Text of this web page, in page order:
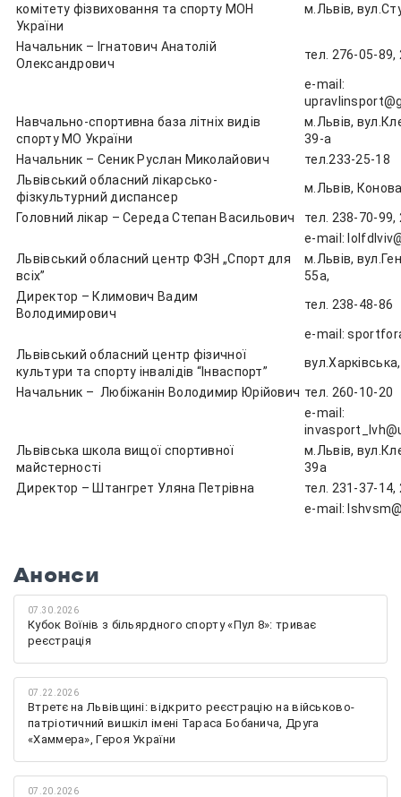
комітету фізвиховання та спорту МОН
України
м.Львів,
Начальник – Ігнатович Анатолій
Олександрович
тел. 276-05-89,
e-mail:
Навчально-спортивна база літніх видів
спорту МО України
м.Львів,
39-а
Начальник – Сеник Руслан Миколайович
тел.233-25-18
Львівський обласний лікарсько-
фізкультурний диспансер
м.Львів,
Головний лікар – Середа Степан Васильович
тел. 238-70-99,
e-mail:
Львівський обласний центр ФЗН „Спорт для
всіх”
м.Львів,
55а,
Директор – Климович Вадим
Володимирович
тел. 238-48-86
e-mail:
Львівський обласний центр фізичної
культури та спорту інвалідів “Інваспорт”
Начальник – Любіжанін Володимир Юрійович тел. 260-10-20
e-mail:
Львівська школа вищої спортивної
майстерності
м.Львів,
39а
Директор – Штангрет Уляна Петрівна
тел. 231-37-14,
e-mail:
Анонси
07.30.2026
Кубок Воїнів з більярдного спорту «Пул 8»: триває
реєстрація
07.22.2026
Втретє на Львівщині: відкрито реєстрацію на військово-
патріотичний вишкіл імені Тараса Бобанича, Друга
«Хаммера», Героя України
07.20.2026